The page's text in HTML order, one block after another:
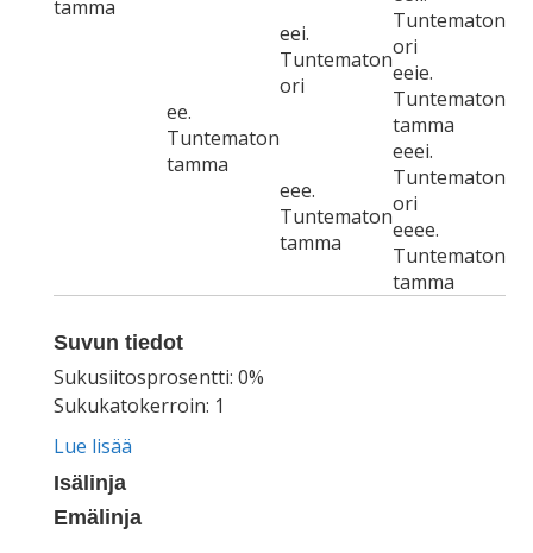
tamma
ee.
Tuntematon
tamma
eei.
Tuntematon
ori
Tuntematon
ori
eeie.
Tuntematon
tamma
eee.
Tuntematon
tamma
eeei.
Tuntematon
ori
eeee.
Tuntematon
tamma
Suvun tiedot
Sukusiitosprosentti: 0%
Sukukatokerroin: 1
Lue lisää
Isälinja
Emälinja